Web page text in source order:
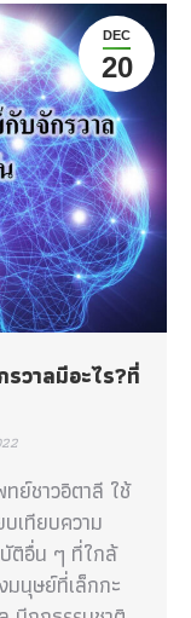
DEC
20
วาลมีอะไร?ที่
ย์ชาวอิตาลี ใช้
เทียบความ
ติอื่น ๆ ที่ใกล้
มนุษย์ที่เล็กกะ